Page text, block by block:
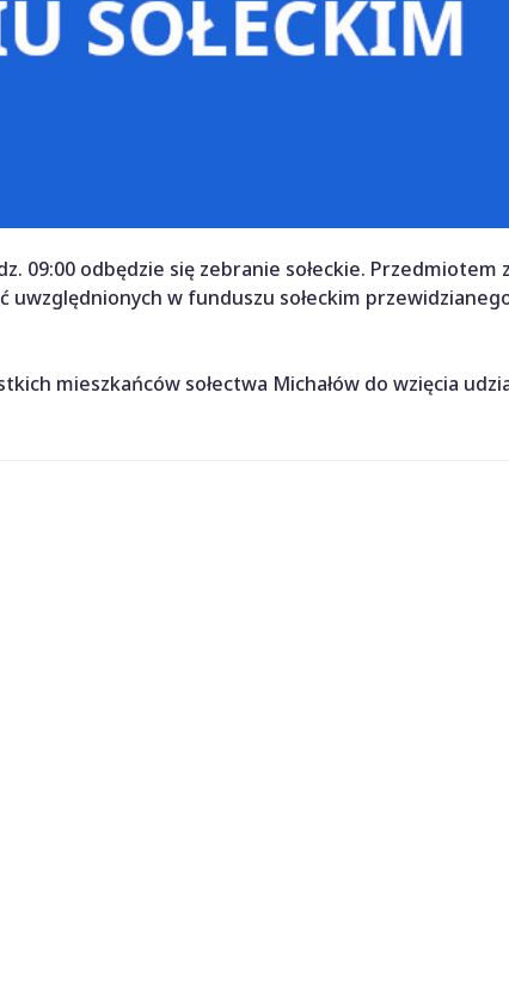
09:00 odbędzie się zebranie sołeckie. Przedmiotem
w funduszu sołeckim
mieszkańców sołectwa Michałów do wzięcia